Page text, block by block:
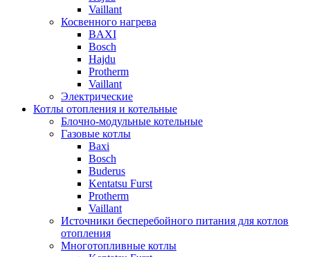
Vaillant
Косвенного нагрева
BAXI
Bosch
Hajdu
Protherm
Vaillant
Электрические
Котлы отопления и котельные
Блочно-модульные котельные
Газовые котлы
Baxi
Bosch
Buderus
Kentatsu Furst
Protherm
Vaillant
Источники бесперебойного питания для котлов
отопления
Многотопливные котлы